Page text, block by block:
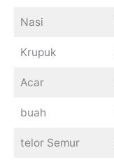
Nasi
Krupuk
Acar
buah
telor Semur